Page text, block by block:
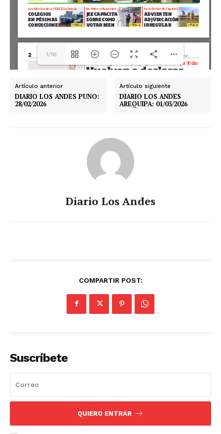
1/16
Artículo anterior
DIARIO LOS ANDES PUNO:
28/02/2026
Artículo siguiente
DIARIO LOS ANDES
AREQUIPA: 01/03/2026
Diario Los Andes
COMPARTIR POST:
Suscríbete
QUIERO ENTRAR